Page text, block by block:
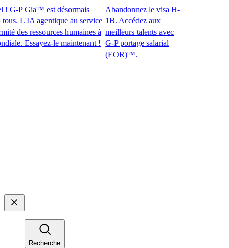
P Gia™ est désormais
L'IA agentique au service
ressources humaines à
Essayez-le maintenant !​​
Abandonnez le visa H-
1B. Accédez aux
meilleurs talents avec
G-P portage salarial
(EOR)™.​​
Recherche​​